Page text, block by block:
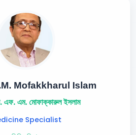
Mofakkharul Islam
এফ. এম. মোফাক্কারুল ইসলাম
Specialist